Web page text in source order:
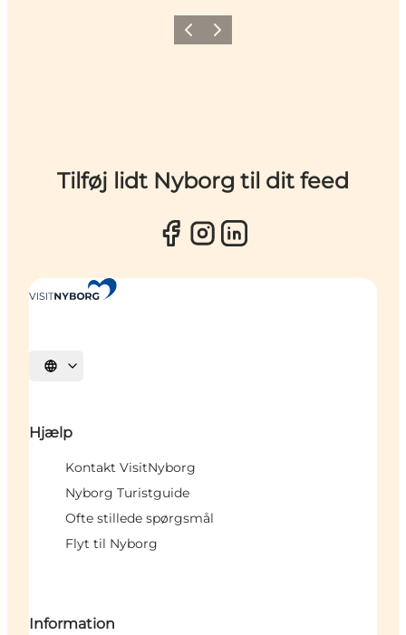
ForrigeNæste
Tilføj lidt Nyborg til dit feed
Vælg sprog
Hjælp
Kontakt VisitNyborg
Nyborg Turistguide
Ofte stillede spørgsmål
Flyt til Nyborg
Information